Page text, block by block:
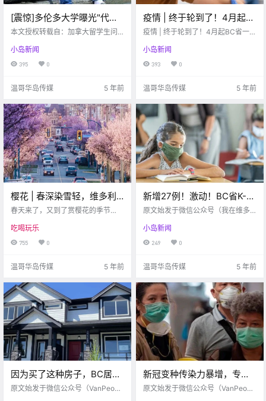
[震惊]多伦多大学曝光"代
写"黑幕：学生遭敲诈勒索，
本文授权转载自：加拿大留学生问
的疫情越加严重， 而各大学重开校
园的时间也一推再推。 在这段“在线
学习”的过程中， 最让学校和教授头
小岛新闻
395 0
温哥华岛传媒 5 年前
疫情 | 终于轮到了！4月起
BC省一线人员优先接种疫
啦！
疫情 | 终于轮到了！4月起BC省一线
周报查收啦！
小岛新闻
393 0
温哥华岛传媒 5 年前
樱花 | 春深染雪轻，维多利
亚迎来赏樱季！一起来看那
春天来了，又到了赏樱花的季节
被粉色的花海包裹着。今天，就让
小编带大家看看，维多利亚都有哪
些赏樱花的好地方吧！
吃喝玩乐
755 0
温哥华岛传媒 5 年前
新增27例！激动！BC省K-12
终于强制室内戴口罩了！！
然要加收BC省服务费…
原文始发于微信公众号（我在维多
真的太短暂了 今天又是灰蒙蒙的一
天 博主看了一下天气预报 后面几天
虽然会有太阳 不过气温要低于零下
小岛新闻
249 0
温哥华岛传媒 5 年前
因为买了这种房子，BC居民
竟年年和邻居打官司！购房
原文始发于微信公众号（VanPeopl
新冠变种传染力暴增，专家
呼吁戴两个口罩！加拿大网
原文始发于微信公众号（VanPeopl